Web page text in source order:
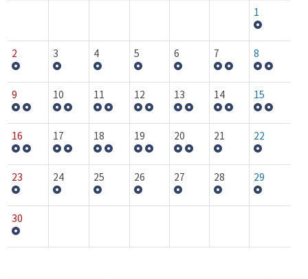
1
2 3 4 5 6 7 8
9 10 11 12 13 14 15
16 17 18 19 20 21 22
23 24 25 26 27 28 29
30